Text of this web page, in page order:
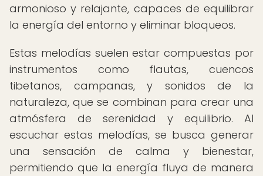
armonioso y relajante, capaces de equilibrar
la energía del entorno y eliminar bloqueos.
Estas melodías suelen estar compuestas por
instrumentos como flautas, cuencos
tibetanos, campanas, y sonidos de la
naturaleza, que se combinan para crear una
atmósfera de serenidad y equilibrio. Al
escuchar estas melodías, se busca generar
una sensación de calma y bienestar,
permitiendo que la energía fluya de manera